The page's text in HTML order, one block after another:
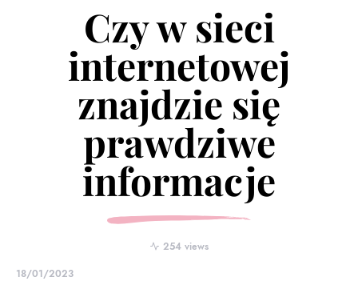
Czy w sieci
internetowej
znajdzie się
prawdziwe
informacje
254 views
18/01/2023